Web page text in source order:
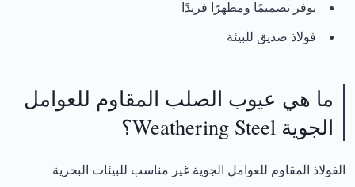
يوفر تصميمًا ومظهرًا فريدًا
فولاذ صديق للبيئة
ما هي عيوب الصلب المقاوم للعوامل
الجوية Weathering Steel؟
الفولاذ المقاوم للعوامل الجوية غير مناسب للبيئات البحرية